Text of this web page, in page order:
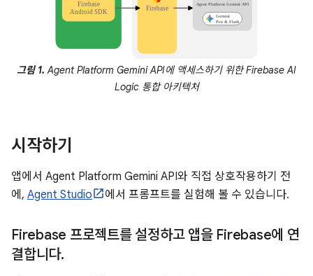
그림 1. Agent Platform Gemini API에 액세스하기 위한 Firebase AI
Logic 통합 아키텍처
시작하기
앱에서 Agent Platform Gemini API와 직접 상호작용하기 전
에, Agent Studio 에서 프롬프트를 실험해 볼 수 있습니다.
Firebase 프로젝트를 설정하고 앱을 Firebase에 연
결합니다.